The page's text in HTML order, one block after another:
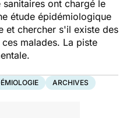
ont chargé le
étude épidémiologique
et chercher s'il existe des
malades. La piste
ARCHIVES